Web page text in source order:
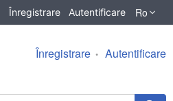
Înregistrare Autentificare Ro
Înregistrare Autentificare